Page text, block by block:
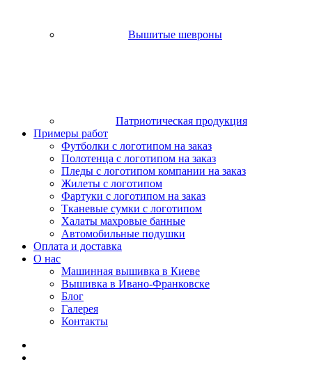
Вышитые шевроны
Патриотическая продукция
Примеры работ
Футболки с логотипом на заказ
Полотенца с логотипом на заказ
Пледы с логотипом компании на заказ
Жилеты с логотипом
Фартуки с логотипом на заказ
Тканевые сумки с логотипом
Халаты махровые банные
Автомобильные подушки
Оплата и доставка
О нас
Машинная вышивка в Киеве
Вышивка в Ивано-Франковске
Блог
Галерея
Контакты